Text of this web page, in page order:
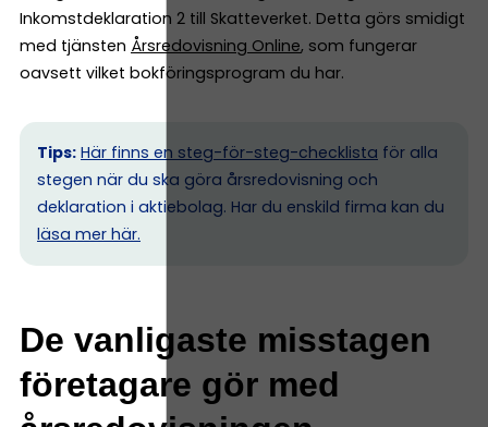
Inkomstdeklaration 2 till Skatteverket. Detta görs smidigt
med tjänsten Årsredovisning Online, som fungerar
oavsett vilket bokföringsprogram du har.
Tips: Här finns en steg-för-steg-checklista för alla
stegen när du ska göra årsredovisning och
deklaration i aktiebolag. Har du enskild firma kan du
läsa mer här.
De vanligaste misstagen
företagare gör med